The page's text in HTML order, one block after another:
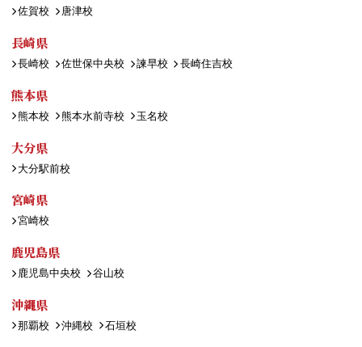
佐賀校 唐津校
長崎県
長崎校 佐世保中央校 諫早校 長崎住吉校
熊本県
熊本校 熊本水前寺校 玉名校
大分県
大分駅前校
宮崎県
宮崎校
鹿児島県
鹿児島中央校 谷山校
沖縄県
那覇校 沖縄校 石垣校